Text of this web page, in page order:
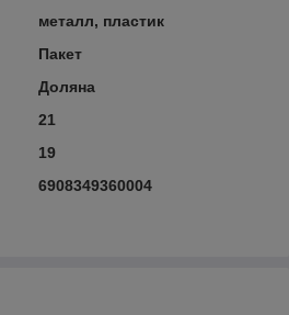
металл, пластик
Пакет
Доляна
21
19
6908349360004